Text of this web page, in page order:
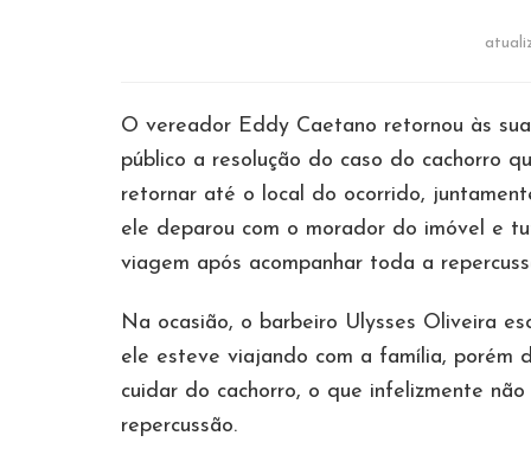
O vereador Eddy Caetano retornou às
público a resolução do caso do cachorro
retornar até o local do ocorrido,
ele deparou com o morador do imóvel e
viagem após acompanhar toda a
Na ocasião, o barbeiro Ulysses Oliveira
ele esteve viajando com a família, porém
cuidar do cachorro, o que infelizmente
repercussão.